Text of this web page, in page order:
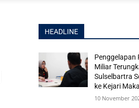
HEADLINE
Penggelapan
Miliar
Sulselbartra
ke Kejari
10 November